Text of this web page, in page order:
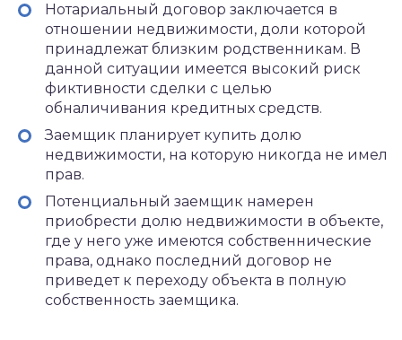
Нотариальный договор заключается в
отношении недвижимости, доли которой
принадлежат близким родственникам. В
данной ситуации имеется высокий риск
фиктивности сделки с целью
обналичивания кредитных средств.
Заемщик планирует купить долю
недвижимости, на которую никогда не имел
прав.
Потенциальный заемщик намерен
приобрести долю недвижимости в объекте,
где у него уже имеются собственнические
права, однако последний договор не
приведет к переходу объекта в полную
собственность заемщика.